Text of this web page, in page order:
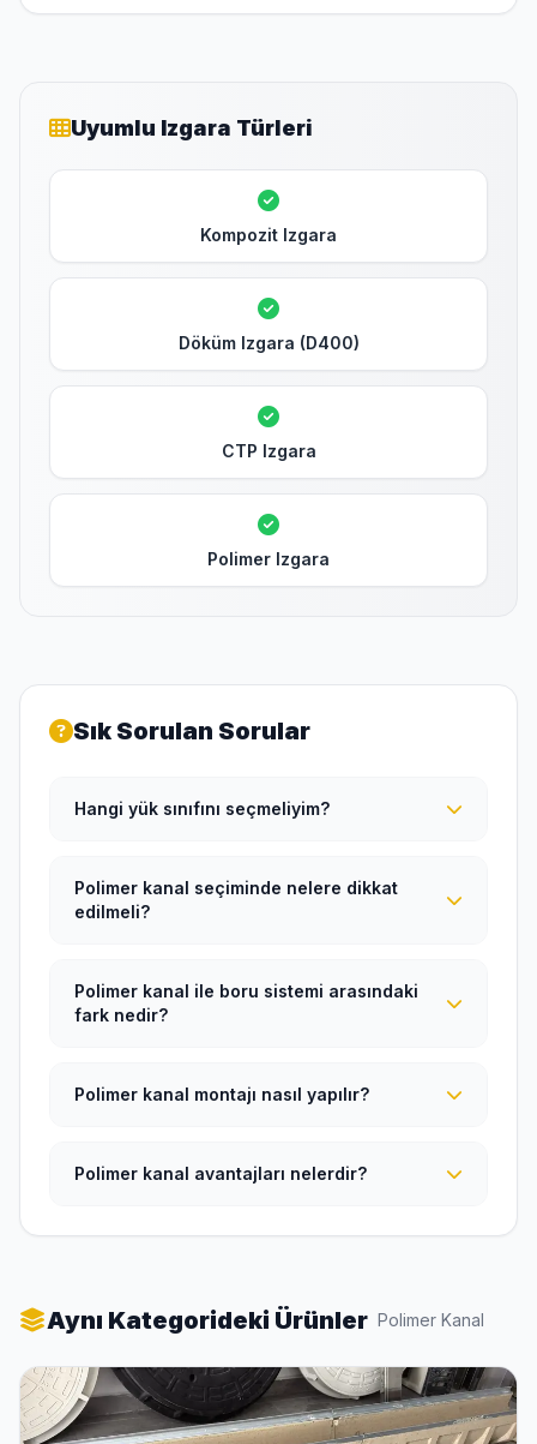
Uyumlu Izgara Türleri
Kompozit Izgara
Döküm Izgara (D400)
CTP Izgara
Polimer Izgara
Sık Sorulan Sorular
Hangi yük sınıfını seçmeliyim?
Polimer kanal seçiminde nelere dikkat
edilmeli?
Polimer kanal ile boru sistemi arasındaki
fark nedir?
Polimer kanal montajı nasıl yapılır?
Polimer kanal avantajları nelerdir?
Aynı Kategorideki Ürünler Polimer Kanal